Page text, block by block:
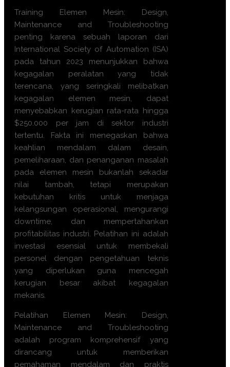
Training Elemen Mesin: Design,
Maintenance and Troubleshooting
penting karena sebuah laporan dari
International Society of Automation (ISA)
pada tahun 2023 menunjukkan bahwa
kegagalan peralatan yang tidak
terencana, yang seringkali melibatkan
kegagalan elemen mesin, dapat
menyebabkan kerugian rata-rata hingga
$250.000 per jam di sektor industri
tertentu. Fakta ini menegaskan bahwa
keahlian mendalam dalam desain,
pemeliharaan, dan penanganan masalah
pada elemen mesin bukanlah sekadar
nilai tambah, tetapi merupakan
kebutuhan kritis untuk menjaga
kelangsungan operasional, mengurangi
downtime, dan mempertahankan
profitabilitas industri. Pelatihan ini adalah
investasi esensial untuk membekali
personel dengan pengetahuan teknis
yang diperlukan guna mencegah
kerugian besar akibat kegagalan
mekanis.
Pelatihan Elemen Mesin: Design,
Maintenance and Troubleshooting
adalah program komprehensif yang
dirancang untuk memberikan
pemahaman mendalam dan praktis